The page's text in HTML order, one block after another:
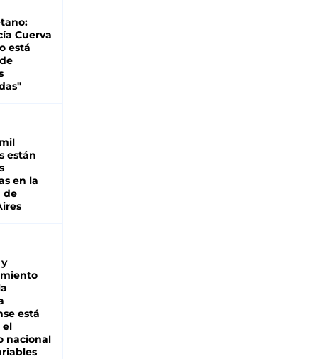
Cuerva
está
están
en la
de
está
el
nacional